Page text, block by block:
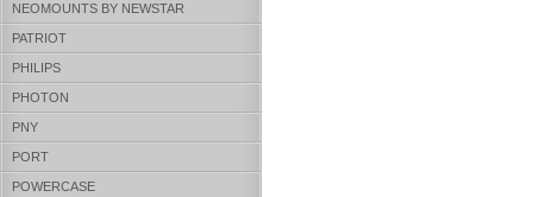
NEOMOUNTS BY NEWSTAR
PATRIOT
PHILIPS
PHOTON
PNY
PORT
POWERCASE